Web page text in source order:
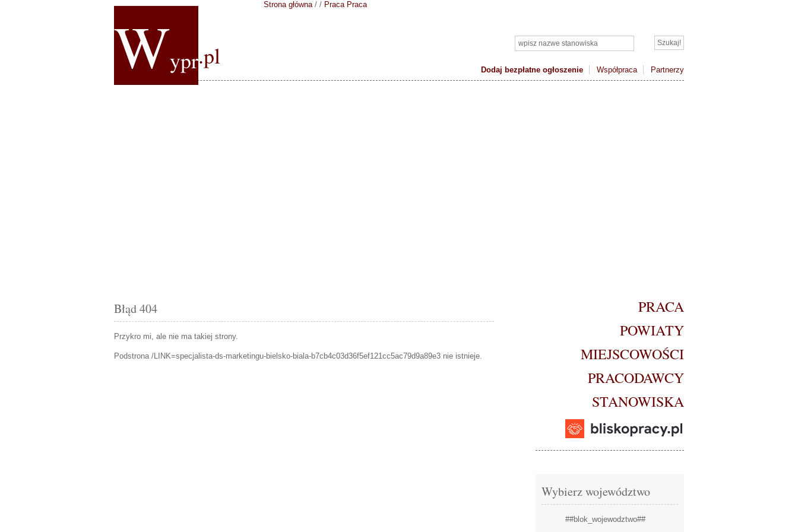
Wypr.pl
Dodaj bezpłatne ogłoszenie Współpraca Partnerzy
Strona główna/ / Praca Praca
Błąd 404
Przykro mi, ale nie ma takiej strony.
Podstrona /LINK=specjalista-ds-marketingu-bielsko-biala-b7cb4c03d36f5ef121cc5ac79d9a89e3 nie istnieje.
PRACA
POWIATY
MIEJSCOWOŚCI
PRACODAWCY
STANOWISKA
Wybierz województwo
##blok_wojewodztwo##